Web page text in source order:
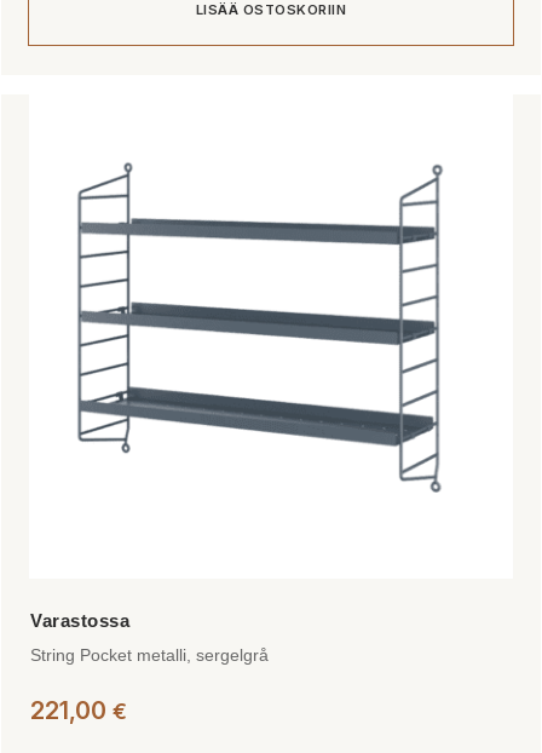
LISÄÄ OSTOSKORIIN
String Pocket metalli, sergelgrå
221,00 €